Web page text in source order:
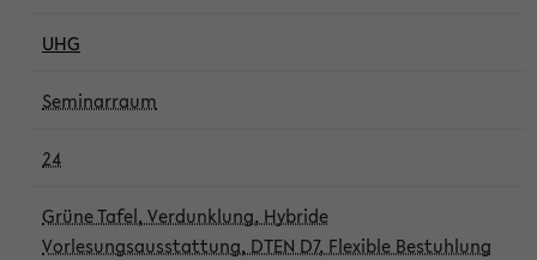
UHG
Seminarraum
24
Grüne Tafel, Verdunklung, Hybride
Vorlesungsausstattung, DTEN D7, Flexible Bestuhlung